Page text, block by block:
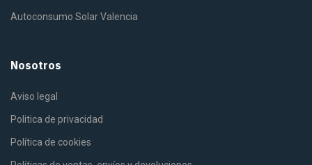
Autoconsumo Solar Valencia
Nosotros
Aviso legal
Politica de privacidad
Política de cookies